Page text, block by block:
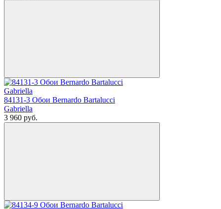
84131-3 Обои Bernardo Bartalucci
Gabriella
3 960 руб.